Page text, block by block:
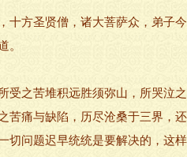
十方圣贤僧，诸大菩萨众，弟子
。
受之苦堆积远胜须弥山，所哭泣
苦痛与缺陷，历尽沧桑于三界，
切问题迟早统统是要解决的，这